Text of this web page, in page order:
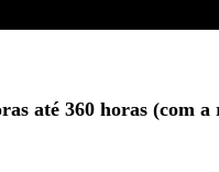
até 360 horas (com a